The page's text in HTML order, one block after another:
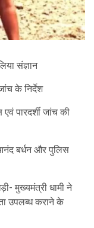
संज्ञान
के निर्देश
पारदर्शी जांच की
बर्धन और पुलिस
मुख्यमंत्री धामी ने
उपलब्ध कराने के